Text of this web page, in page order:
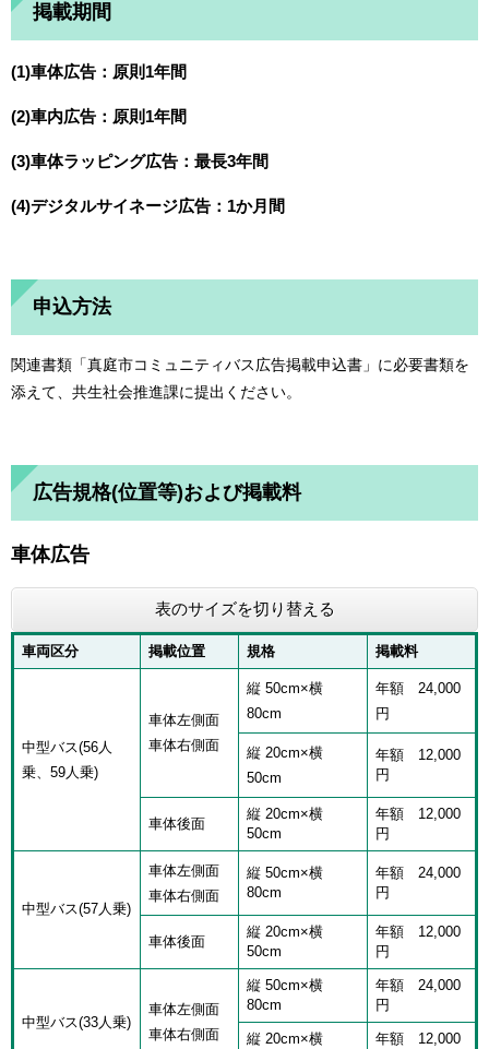
掲載期間
(1)車体広告：原則1年間
(2)車内広告：原則1年間
(3)車体ラッピング広告：最長3年間
(4)デジタルサイネージ広告：1か月間
申込方法
関連書類「真庭市コミュニティバス広告掲載申込書」に必要書類を
添えて、共生社会推進課に提出ください。
広告規格(位置等)および掲載料
車体広告
表のサイズを切り替える
車両区分 掲載位置 規格 掲載料
中型バス(56人
乗、59人乗)
車体左側面
車体右側面
縦 50cm×横
80cm
年額 24,000
円
縦 20cm×横
50cm
年額 12,000
円
​車体後面
​縦 20cm×横
50cm
年額 12,000
円
中型バス(57人乗)
車体左側面
車体右側面
縦 50cm×横
80cm
年額 24,000
円
車体後面
縦 20cm×横
50cm
年額 12,000
円
中型バス(33人乗)
車体左側面
車体右側面
縦 50cm×横
80cm
年額 24,000
円
縦 20cm×横
年額 12,000